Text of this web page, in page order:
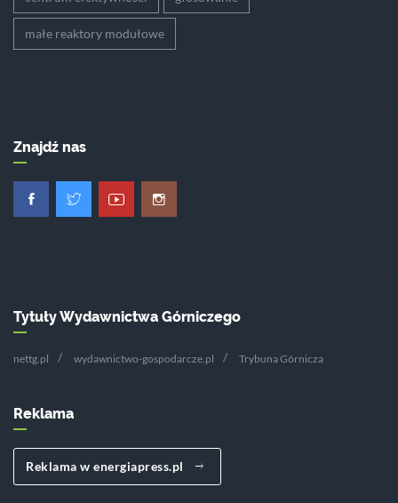
małe reaktory modułowe
Znajdź nas
Tytuły Wydawnictwa Górniczego
nettg.pl wydawnictwo-gospodarcze.pl Trybuna Górnicza
Reklama
Reklama w energiapress.pl